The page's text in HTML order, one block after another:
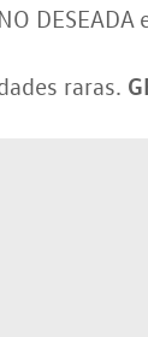
DESEADA
raras.